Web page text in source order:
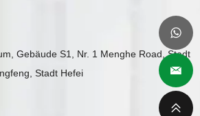
Gebäude S1, Nr. 1 Menghe Road, Stadt
Stadt Hefei